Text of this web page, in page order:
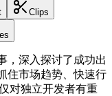
Clips
，深入探讨了成功出
住市场趋势、快速行
对独立开发者有重